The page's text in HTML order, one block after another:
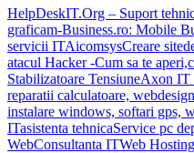
HelpDeskIT.Org – Suport
graficam-Business.ro: Mobile
servicii ITAicomsysCreare site
atacul Hacker -Cum sa te
Stabilizatoare TensiuneAxon IT
reparatii calculatoare,
instalare windows, softari gps,
ITasistenta tehnicaService pc
WebConsultanta ITWeb